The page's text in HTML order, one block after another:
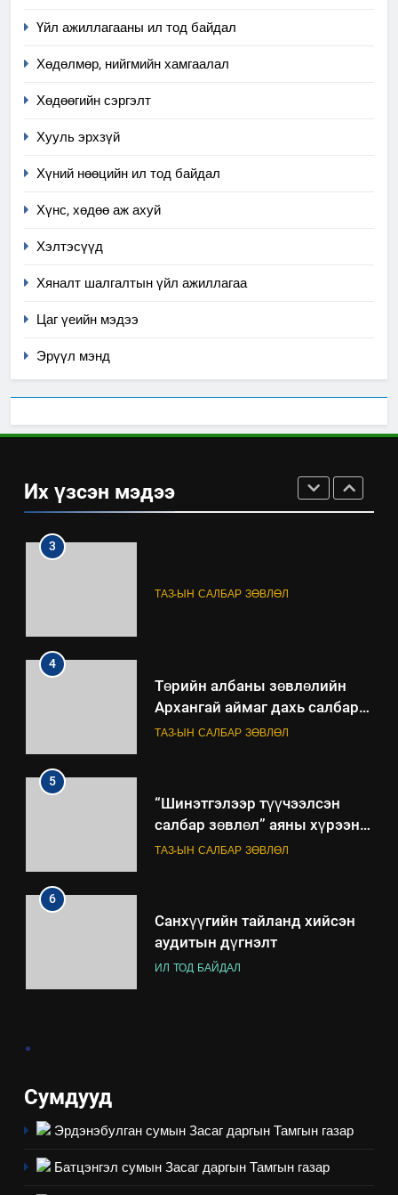
Үйл ажиллагааны ил тод байдал
Хөдөлмөр, нийгмийн хамгаалал
Хөдөөгийн сэргэлт
Хууль эрхзүй
Хүний нөөцийн ил тод байдал
Хүнс, хөдөө аж ахуй
Хэлтэсүүд
Хяналт шалгалтын үйл ажиллагаа
Цаг үеийн мэдээ
Эрүүл мэнд
Их үзсэн мэдээ
ИЛ ТОД БАЙДАЛ
7
Мэдээлэл хариуцагчийн
ашиглаж байгаа техник,
НЭЭЛТТЭЙ ЗАСГИЙН ТҮНШЛЭЛ
2
ШИЙДНЭ” ӨДРИЙГ ЗОХИОН
БАЙГУУЛНА
ЗАР ТАЗ-ЫН САЛБАР ЗӨВЛӨЛ
3
ТАЗ-ЫН САЛБАР ЗӨВЛӨЛ
4
Төрийн албаны зөвлөлийн
Архангай аймаг дахь салбар
зөвлөлийн 2025 оны үйл
ТАЗ-ЫН САЛБАР ЗӨВЛӨЛ
5
“Шинэтгэлээр түүчээлсэн
салбар зөвлөл” аяны хүрээнд
зохион байгуулах арга
ТАЗ-ЫН САЛБАР ЗӨВЛӨЛ
6
Санхүүгийн тайланд хийсэн
аудитын дүгнэлт
ИЛ ТОД БАЙДАЛ
8
явуулж байгаа үйл ажиллагаа,
.
Сумдууд
Эрдэнэбулган сумын Засаг даргын Тамгын газар
Батцэнгэл сумын Засаг даргын Тамгын газар